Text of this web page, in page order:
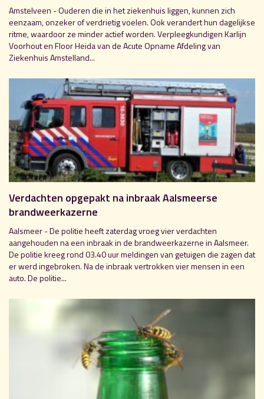
Amstelveen - Ouderen die in het ziekenhuis liggen, kunnen zich
eenzaam, onzeker of verdrietig voelen. Ook verandert hun dagelijkse
ritme, waardoor ze minder actief worden. Verpleegkundigen Karlijn
Voorhout en Floor Heida van de Acute Opname Afdeling van
Ziekenhuis Amstelland...
Verdachten opgepakt na inbraak Aalsmeerse
brandweerkazerne
Aalsmeer - De politie heeft zaterdag vroeg vier verdachten
aangehouden na een inbraak in de brandweerkazerne in Aalsmeer.
De politie kreeg rond 03.40 uur meldingen van getuigen die zagen dat
er werd ingebroken. Na de inbraak vertrokken vier mensen in een
auto. De politie...